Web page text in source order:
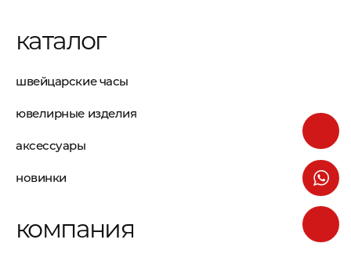
каталог
швейцарские часы
ювелирные изделия
аксессуары
новинки
компания